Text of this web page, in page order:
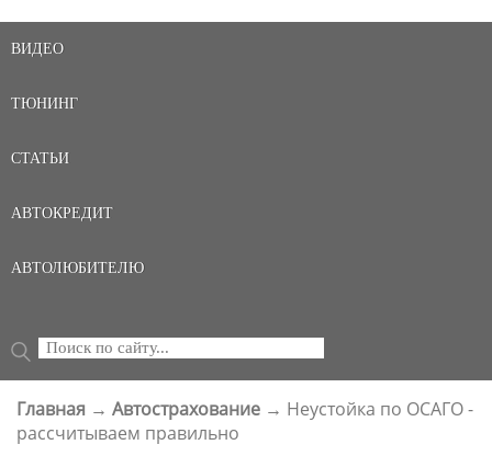
ВИДЕО
ТЮНИНГ
СТАТЬИ
АВТОКРЕДИТ
АВТОЛЮБИТЕЛЮ
ФОРМА ПОИСКА
Поиск
ВЫ ЗДЕСЬ
Главная → Автострахование → Неустойка по ОСАГО -
рассчитываем правильно